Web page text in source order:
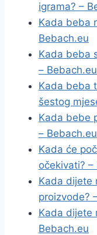
igrama? –
Kada beba
Bebach.eu
Kada beba
– Bebach.eu
Kada beba
šestog
Kada bebe
– Bebach.eu
Kada će
očekivati? –
Kada dijete
proizvode?
Kada dijete
Bebach.eu